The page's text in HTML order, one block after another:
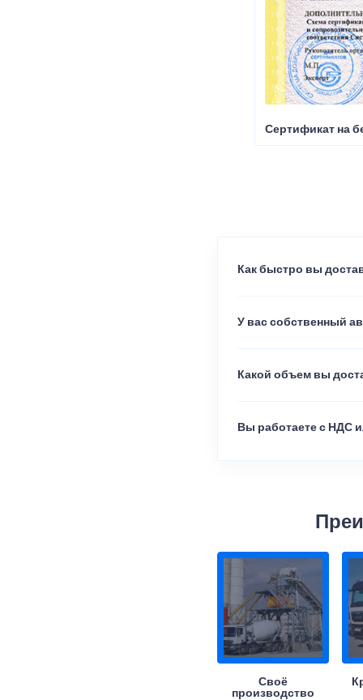
Сертификат на
Как быстро вы
У вас собственный
Какой объем вы
Вы работаете с НДС
Своё
производство